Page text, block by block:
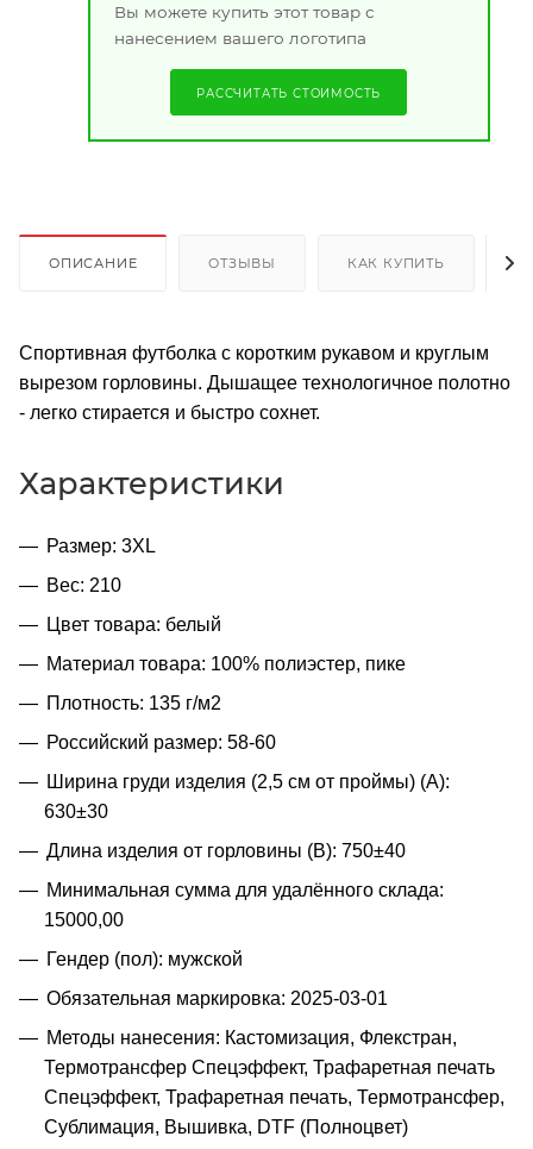
Вы можете купить этот товар с
нанесением вашего логотипа
РАССЧИТАТЬ СТОИМОСТЬ
ОПИСАНИЕ ОТЗЫВЫ КАК КУПИТЬ
Спортивная футболка с коротким рукавом и круглым
вырезом горловины. Дышащее технологичное полотно
- легко стирается и быстро сохнет.
Характеристики
Размер: 3XL
Вес: 210
Цвет товара: белый
Материал товара: 100% полиэстер, пике
Плотность: 135 г/м2
Российский размер: 58-60
Ширина груди изделия (2,5 см от проймы) (A):
630±30
Длина изделия от горловины (B): 750±40
Минимальная сумма для удалённого склада:
15000,00
Гендер (пол): мужской
Обязательная маркировка: 2025-03-01
Методы нанесения: Кастомизация, Флекстран,
Термотрансфер Спецэффект, Трафаретная печать
Спецэффект, Трафаретная печать, Термотрансфер,
Сублимация, Вышивка, DTF (Полноцвет)